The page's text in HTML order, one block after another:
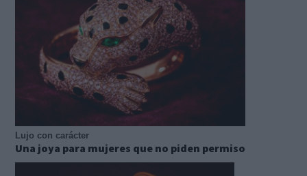
Lujo con carácter
Una joya para mujeres que no piden permiso